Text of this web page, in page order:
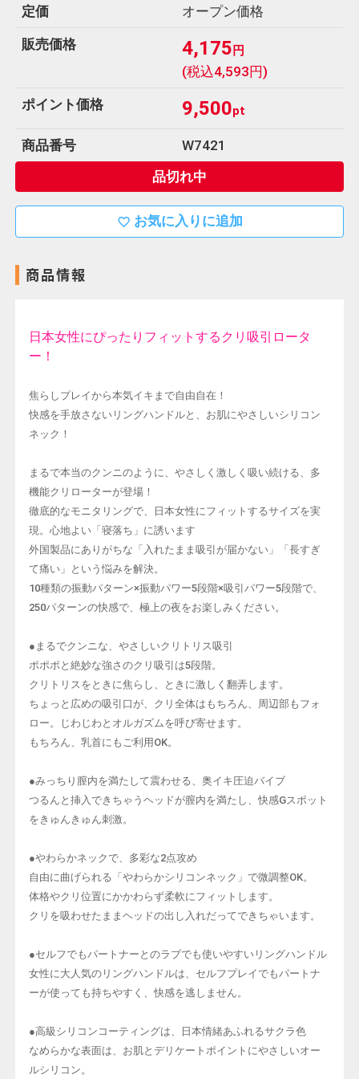
u
ム
電
話
452-
定価 オープン価格
販売価格 4,175 円
(税込4,593円)
ポイント価格 9,500pt
商品番号
W7421
品切れ中
favorite_border お気に入りに追加
商品情報
日本女性にぴったりフィットするクリ吸引ロータ
ー！
焦らしプレイから本気イキまで自由自在！
快感を手放さないリングハンドルと、お肌にやさしいシリコン
ネック！
まるで本当のクンニのように、やさしく激しく吸い続ける、多
機能クリローターが登場！
徹底的なモニタリングで、日本女性にフィットするサイズを実
現。心地よい「寝落ち」に誘います
外国製品にありがちな「入れたまま吸引が届かない」「長すぎ
て痛い」という悩みを解決。
10種類の振動パターン×振動パワー5段階×吸引パワー5段階で、
250パターンの快感で、極上の夜をお楽しみください。
●まるでクンニな、やさしいクリトリス吸引
ポポポと絶妙な強さのクリ吸引は5段階。
クリトリスをときに焦らし、ときに激しく翻弄します。
ちょっと広めの吸引口が、クリ全体はもちろん、周辺部もフォ
ロー。じわじわとオルガズムを呼び寄せます。
もちろん、乳首にもご利用OK。
●みっちり膣内を満たして震わせる、奥イキ圧迫バイブ
つるんと挿入できちゃうヘッドが膣内を満たし、快感Gスポット
をきゅんきゅん刺激。
●やわらかネックで、多彩な2点攻め
自由に曲げられる「やわらかシリコンネック」で微調整OK。
体格やクリ位置にかかわらず柔軟にフィットします。
クリを吸わせたままヘッドの出し入れだってできちゃいます。
●セルフでもパートナーとのラブでも使いやすいリングハンドル
女性に大人気のリングハンドルは、セルフプレイでもパートナ
ーが使っても持ちやすく、快感を逃しません。
●高級シリコンコーティングは、日本情緒あふれるサクラ色
なめらかな表面は、お肌とデリケートポイントにやさしいオー
ルシリコン。